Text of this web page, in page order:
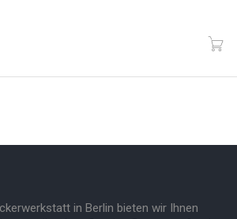
in Berlin bieten wir Ihnen